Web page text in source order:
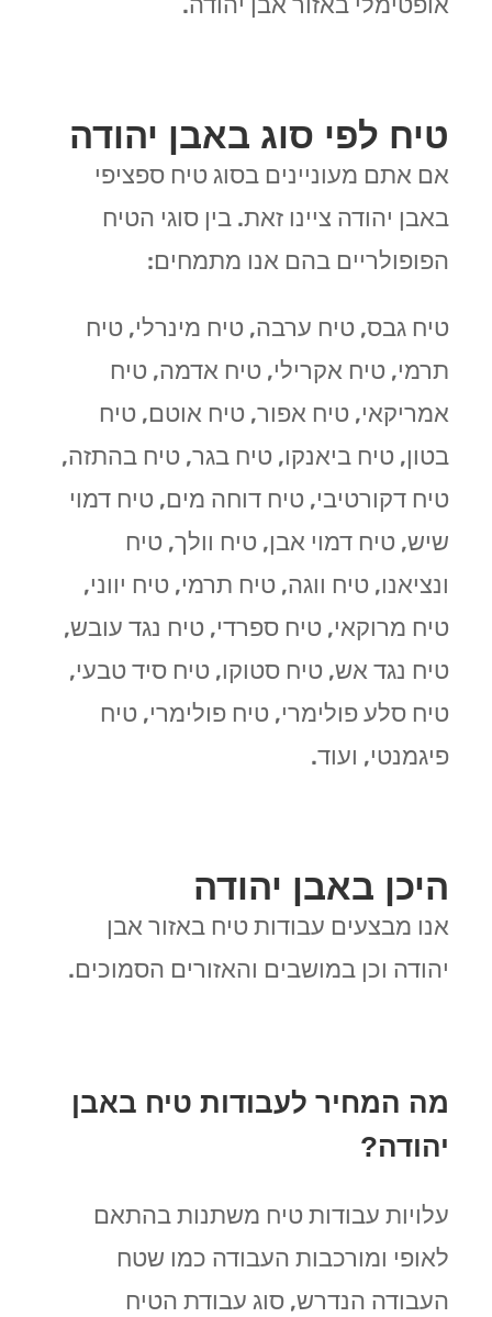
טיח לפי סוג באבן יהודה
אם אתם מעוניינים בסוג טיח ספציפי
באבן יהודה ציינו זאת. בין סוגי הטיח
הפופולריים בהם אנו מתמחים:
טיח גבס, טיח ערבה, טיח מינרלי, טיח
תרמי, טיח אקרילי, טיח אדמה, טיח
אמריקאי, טיח אפור, טיח אוטם, טיח
בטון, טיח ביאנקו, טיח בגר, טיח בהתזה,
טיח דקורטיבי, טיח דוחה מים, טיח דמוי
שיש, טיח דמוי אבן, טיח וולך, טיח
ונציאנו, טיח ווגה, טיח תרמי, טיח יווני,
טיח מרוקאי, טיח ספרדי, טיח נגד עובש,
טיח נגד אש, טיח סטוקו, טיח סיד טבעי,
טיח סלע פולימרי, טיח פולימרי, טיח
פיגמנטי, ועוד.
היכן באבן יהודה
אנו מבצעים עבודות טיח באזור אבן
יהודה וכן במושבים והאזורים הסמוכים.
מה המחיר לעבודות טיח באבן
יהודה?
עלויות עבודות טיח משתנות בהתאם
לאופי ומורכבות העבודה כמו שטח
העבודה הנדרש, סוג עבודת הטיח